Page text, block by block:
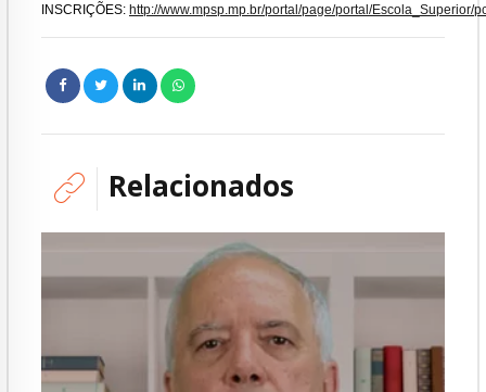
INSCRIÇÕES: http://www.mpsp.mp.br/portal/page/portal/
Relacionados